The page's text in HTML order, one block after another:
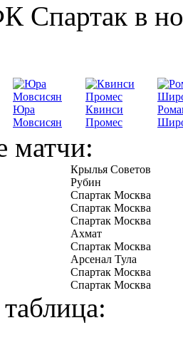
Спартак в
Юра
Мовсисян
Квинси
Промес
матчи:
Крылья Советов
Рубин
Спартак Москва
Спартак Москва
Спартак Москва
Ахмат
Спартак Москва
Арсенал Тула
Спартак Москва
Спартак Москва